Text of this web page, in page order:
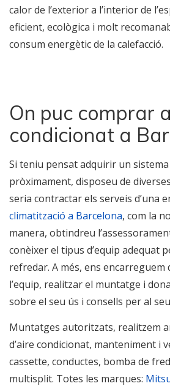
calor de l’exterior a l’interior de
eficient, ecològica i molt
consum energètic de la calefacció.
On puc comprar
condicionat a
Si teniu pensat adquirir un sistema
pròximament, disposeu de
seria contractar els serveis d’una
climatització a Barcelona, com la
manera, obtindreu
conèixer el tipus d’equip adequat
refredar. A més, ens
l’equip, realitzar el muntatge i
sobre el seu ús i consells per al
Muntatges autoritzats, realitzem
d’aire condicionat, manteniment i
cassette, conductes, bomba de
multisplit. Totes les marques: